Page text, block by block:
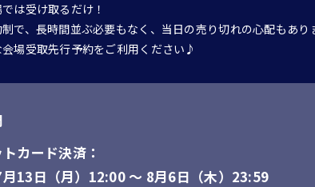
は受け取るだけ！
で、長時間並ぶ必要もなく、当日の売り切れの心配もあり
場受取先行予約をご利用ください♪
カード決済：
13日（月）12:00 〜 8月6日（木）23:59